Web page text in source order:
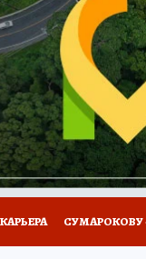
НА СПОРТ
ТЕСТЫ НОВОЕ
СУМАРОКОВУ